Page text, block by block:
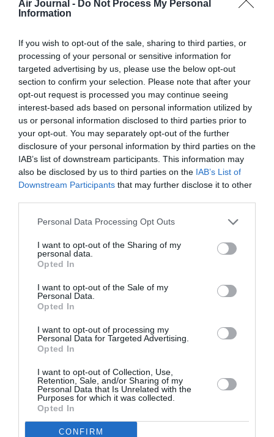
Air Journal - Do Not Process My Personal
Information
If you wish to opt-out of the sale, sharing to third parties, or
processing of your personal or sensitive information for
targeted advertising by us, please use the below opt-out
section to confirm your selection. Please note that after your
opt-out request is processed you may continue seeing
interest-based ads based on personal information utilized by
us or personal information disclosed to third parties prior to
your opt-out. You may separately opt-out of the further
disclosure of your personal information by third parties on the
IAB’s list of downstream participants. This information may
also be disclosed by us to third parties on the IAB’s List of
Downstream Participants that may further disclose it to other
Personal Data Processing Opt Outs
I want to opt-out of the Sharing of my
personal data.
Opted In
I want to opt-out of the Sale of my
Personal Data.
Opted In
I want to opt-out of processing my
Personal Data for Targeted Advertising.
Opted In
I want to opt-out of Collection, Use,
Retention, Sale, and/or Sharing of my
Personal Data that Is Unrelated with the
Purposes for which it was collected.
Opted In
CONFIRM
Ray Nylona commenté :
L’avenir dira combien les Polonais factureront à leurs voisins
Ukrainiens, et tout nouveaux amis, cette assistance appuyée
naturellement totalement désintéressée.
RÉPONDRE
LAISSER UN COMMENTAIRE
FAIRE UN DON
Soutenez Air Journal participez
à son
DERNIERS COMMENTAIRES